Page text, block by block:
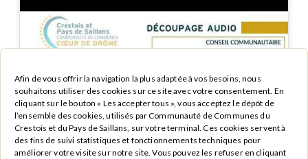
Afin de vous offrir la navigation la plus adaptée à vos besoins, nous
souhaitons utiliser des cookies sur ce site avec votre consentement. En
cliquant sur le bouton « Les accepter tous », vous acceptez le dépôt de
l’ensemble des cookies, utilisés par Communauté de Communes du
Crestois et du Pays de Saillans, sur votre terminal. Ces cookies servent à
des fins de suivi statistiques et fonctionnements techniques pour
améliorer votre visite sur notre site. Vous pouvez les refuser en cliquant
Cliquez pour accepter les cookies
marketing et activer ce contenu